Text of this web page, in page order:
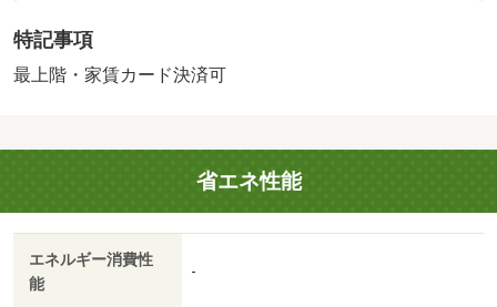
約時保証委託料：２．２万／月額保証委託料：賃料総額の
２．２％又は５．５％ ※ペット可は２．５万／２．
レジットカード決済可能！・バイク置場：なし・駐輪場：
有/クリーニング費 50000円/家賃保証料（課税対
象） 22000円/消臭除菌（課税対象） 16500円/簡易消火剤
（課税対象） 7480円/その他費用 3300円
特記事項
最上階・家賃カード決済可
省エネ性能
エネルギー消費性
能
-